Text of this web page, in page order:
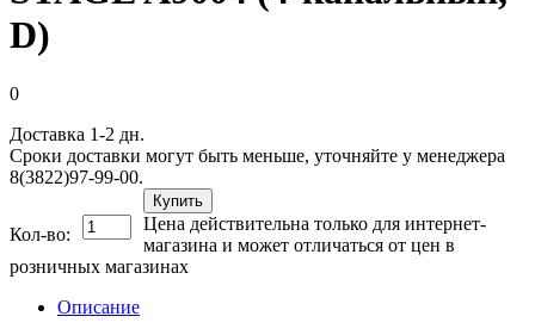
D)
0
Доставка 1-2 дн.
Сроки доставки могут быть меньше, уточняйте у менеджера
8(3822)97-99-00.
Кол-во:
Купить
Цена действительна только для интернет-
магазина и может отличаться от цен в
розничных магазинах
Описание